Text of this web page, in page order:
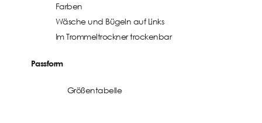
Farben
Wäsche und Bügeln auf Links
Im Trommeltrockner trockenbar
Passform
Größentabelle